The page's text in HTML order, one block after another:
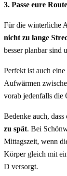
3. Passe eure
Für die winterliche
nicht zu lange
besser planbar sind
Perfekt ist auch
Aufwärmen
vorab jedenfalls die
Bedenke auch,
zu spät. Bei
Mittagszeit, wenn
Körper gleich mit
D versorgt.